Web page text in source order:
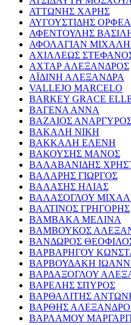
ΑΤΤΩΝΗΣ ΧΑΡΗΣ
ΑΥΓΟΥΣΤΙΔΗΣ
ΑΦΕΝΤΟΥΛΗΣ
ΑΦΟΛΑΓΙΑΝ
ΑΧΙΛΛΕΩΣ
ΑΧΤΑΡ ΑΛΕΞΑΝΔΡΟΣ
ΑΪΔΙΝΗ ΑΛΕΞΑΝΔΡΑ
VALLEJO MARCELO
BARKEY GRACE
ΒΑΓΕΝΑ ΑΝΝΑ
ΒΑΖΑΙΟΣ
ΒΑΚΑΛΗ ΝΙΚΗ
ΒΑΚΚΑΛΗ ΕΛΕΝΗ
ΒΑΚΟΥΣΗΣ ΜΑΝΟΣ
ΒΑΛΑΒΑΝΙΔΗΣ
ΒΑΛΑΡΗΣ ΓΙΩΡΓΟΣ
ΒΑΛΑΣΗΣ ΗΛΙΑΣ
ΒΑΛΑΣΟΓΛΟΥ
ΒΑΛΤΙΝΟΣ ΓΡΗΓΟΡΗΣ
ΒΑΜΒΑΚΑ ΜΕΛΙΝΑ
ΒΑΜΒΟΥΚΟΣ
ΒΑΝΔΩΡΟΣ
ΒΑΡΒΑΡΗΓΟΥ
ΒΑΡΒΟΥΔΑΚΗ
ΒΑΡΔΑΞΟΓΛΟΥ
ΒΑΡΕΛΗΣ ΣΠΥΡΟΣ
ΒΑΡΘΑΛΙΤΗΣ
ΒΑΡΘΗΣ
ΒΑΡΛΑΜΟΥ